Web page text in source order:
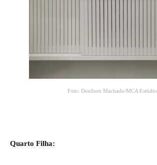
Foto: Denilson Machado/MCA Estúdio
Quarto Filha: